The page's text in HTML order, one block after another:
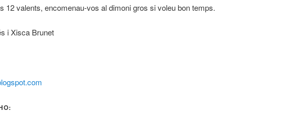
12 valents, encomenau-vos al dimoni gros si voleu bon temps.
i Xisca Brunet